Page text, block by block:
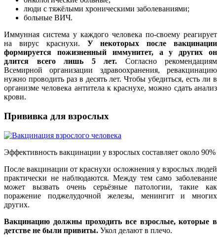
люди с тяжёлыми хроническими заболеваниями;
больные ВИЧ.
Иммунная система у каждого человека по-своему реагирует
на вирус краснухи. У некоторых после вакцинации
формируется пожизненный иммунитет, а у других он
длится всего лишь 5 лет. Согласно рекомендациям
Всемирной организации здравоохранения, ревакцинацию
нужно проводить раз в десять лет. Чтобы убедиться, есть ли в
организме человека антитела к краснухе, можно сдать анализ
крови.
Прививка для взрослых
Эффективность вакцинации у взрослых составляет около 90%
После вакцинации от краснухи осложнения у взрослых людей
практически не наблюдаются. Между тем само заболевание
может вызвать очень серьёзные патологии, такие как
поражение поджелудочной железы, менингит и многих
других.
Вакцинацию должны проходить все взрослые, которые в
детстве не были привиты. Укол делают в плечо.